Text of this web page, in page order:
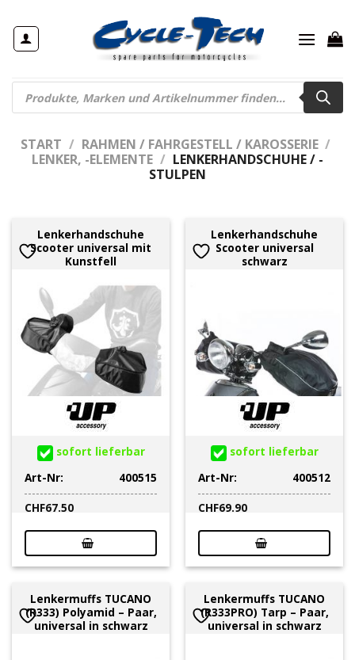
Inhalt
springen
Products
search
START / RAHMEN / FAHRGESTELL / KAROSSERIE /
LENKER, -ELEMENTE / LENKERHANDSCHUHE / -
STULPEN
Lenkerhandschuhe
Scooter universal mit
Kunstfell
sofort lieferbar
Art-Nr:
400515
CHF67.50
Lenkerhandschuhe
Scooter universal
schwarz
sofort lieferbar
Art-Nr:
400512
CHF69.90
Lenkermuffs TUCANO
(R333) Polyamid – Paar,
universal in schwarz
Lenkermuffs TUCANO
(R333PRO) Tarp – Paar,
universal in schwarz